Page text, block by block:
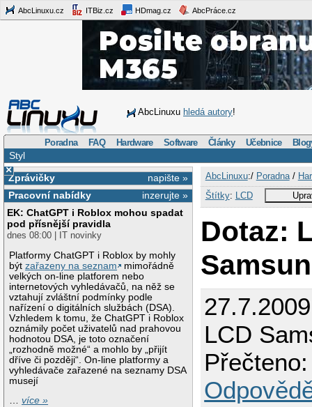
AbcLinuxu.cz ITBiz.cz HDmag.cz AbcPráce.cz
AbcLinuxu hledá autory!
Poradna FAQ Hardware Software Články Učebnice
Styl
×
napište »
Zprávičky
inzerujte »
Pracovní nabídky
EK: ChatGPT i Roblox mohou spadat
pod přísnější pravidla
dnes 08:00 | IT novinky
Platformy ChatGPT i Roblox by mohly
býtzařazeny na seznam
mimořádně
velkých on-line platforem nebo
internetových vyhledávačů, na něž se
vztahují zvláštní podmínky podle
nařízení o digitálních službách (DSA).
Vzhledem k tomu, že ChatGPT i Roblox
oznámily počet uživatelů nad prahovou
hodnotou DSA, je toto označení
„rozhodně možné“ a mohlo by „přijít
dříve či později“. On-line platformy a
vyhledávače zařazené na seznamy DSA
musejí
…více »
AbcLinuxu:/ Poradna/
Štítky: LCD
Dotaz:
LCD